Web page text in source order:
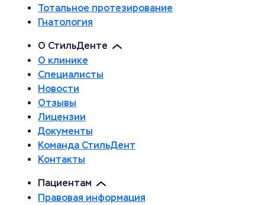
Тотальное протезирование
Гнатология
О СтильДенте
О клинике
Специалисты
Новости
Отзывы
Лицензии
Документы
Команда СтильДент
Контакты
Пациентам
Правовая информация